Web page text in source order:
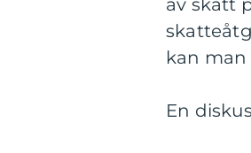
av skatt
kan
En